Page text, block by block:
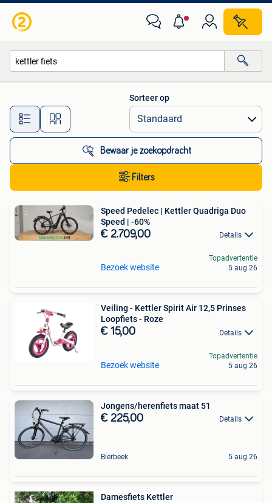
Alle afstanden…
Sorteer op
Bewaar je zoekopdracht
Filters
Speed Pedelec | Kettler Quadriga Duo
Speed | -60%
€ 2.709,00 Details
Bezoek website
Topadvertentie
5 aug 26
Veiling - Kettler Spirit Air 12,5 Prinses
Loopfiets - Roze
€ 15,00 Details
Bezoek website
Topadvertentie
5 aug 26
Jongens/herenfiets maat 51
€ 225,00 Details
Bierbeek 5 aug 26
Damesfiets Kettler